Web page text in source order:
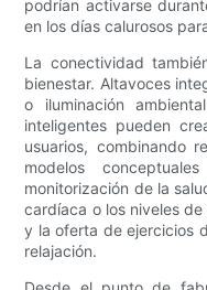
podrían activarse
en los días calurosos
La conectividad
bienestar. Altavoces
o iluminación
inteligentes pueden
usuarios, combinando
modelos
monitorización de la
cardíaca o los niveles
y la oferta de ejercicios
relajación.